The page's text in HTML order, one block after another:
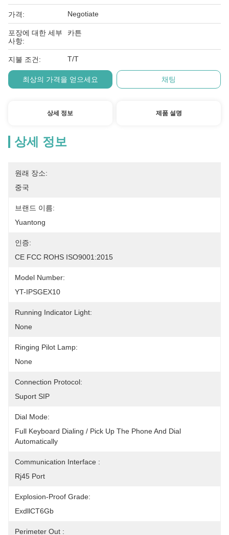
가격: Negotiate
포장에 대한 세부
사항:
카튼
지불 조건: T/T
최상의 가격을 얻으세요 채팅
상세 정보 제품 설명
상세 정보
원래 장소:
중국
브랜드 이름:
Yuantong
인증:
CE FCC ROHS ISO9001:2015
Model Number:
YT-IPSGEX10
Running Indicator Light:
None
Ringing Pilot Lamp:
None
Connection Protocol:
Suport SIP
Dial Mode:
Full Keyboard Dialing / Pick Up The Phone And Dial
Automatically
Communication Interface :
Rj45 Port
Explosion-Proof Grade:
ExdllCT6Gb
Perimeter Out :